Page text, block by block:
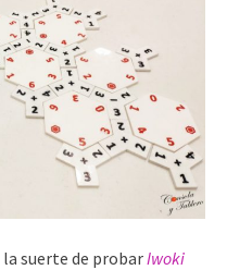
suerte de probarIwoki